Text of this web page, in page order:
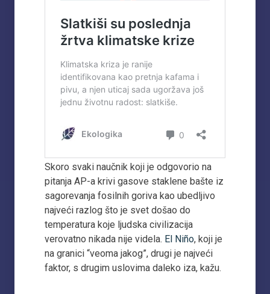
Skoro svaki naučnik koji je odgovorio na
pitanja AP-a krivi gasove staklene bašte iz
sagorevanja fosilnih goriva kao ubedljivo
najveći razlog što je svet došao do
temperatura koje ljudska civilizacija
verovatno nikada nije videla. El Niño, koji je
na granici “veoma jakog”, drugi je najveći
faktor, s drugim uslovima daleko iza, kažu.